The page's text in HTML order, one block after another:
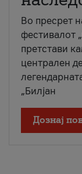
Во пресрет
фестивалот
претстави
централен
„Билјан
Дознај